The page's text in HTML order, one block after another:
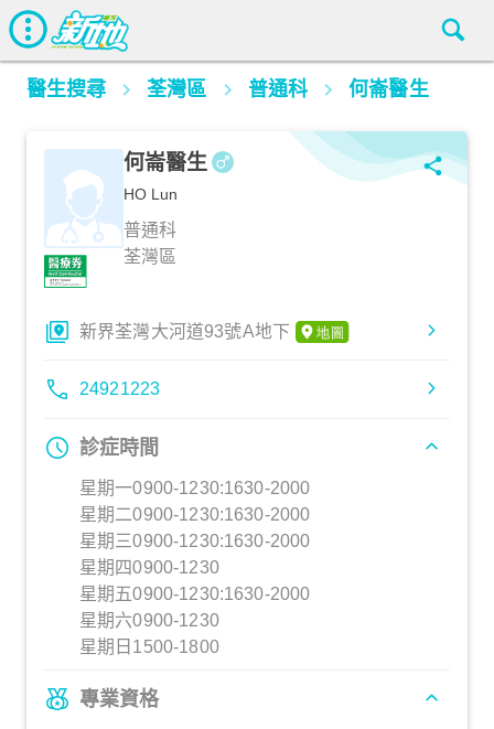
醫生搜尋 荃灣區 普通科 何崙醫生
何崙醫生
HO Lun
普通科
荃灣區
新界荃灣大河道93號A地下
24921223
診症時間
星期一0900-1230:1630-2000
星期二0900-1230:1630-2000
星期三0900-1230:1630-2000
星期四0900-1230
星期五0900-1230:1630-2000
星期六0900-1230
星期日1500-1800
專業資格